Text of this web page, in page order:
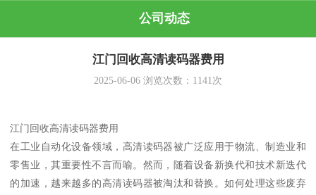
公司动态
江门回收高清读码器费用
2025-06-06 浏览次数： 1141次
江门回收高清读码器费用
在工业自动化设备领域，高清读码器被广泛应用于物流、制造业和
零售业，其重要性不言而喻。然而，随着设备新换代和技术新迭代
的加速，越来越多的高清读码器被淘汰和替换。如何处理这些废弃